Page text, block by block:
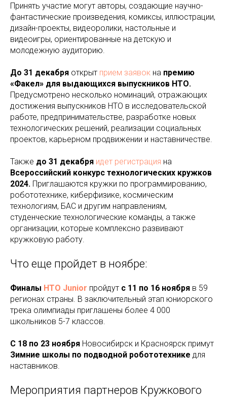
Принять участие могут авторы, создающие научно-
фантастические произведения, комиксы, иллюстрации,
дизайн-проекты, видеоролики, настольные и
видеоигры, ориентированные на детскую и
молодежную аудиторию.
До 31 декабря открыт прием заявок на премию
«Факел» для выдающихся выпускников НТО.
Предусмотрено несколько номинаций, отражающих
достижения выпускников НТО в исследовательской
работе, предпринимательстве, разработке новых
технологических решений, реализации социальных
проектов, карьерном продвижении и наставничестве.
Также до 31 декабря идет регистрация на
Всероссийский конкурс технологических кружков
2024. Приглашаются кружки по программированию,
робототехнике, киберфизике, космическим
технологиям, БАС и другим направлениям,
студенческие технологические команды, а также
организации, которые комплексно развивают
кружковую работу.
Что еще пройдет в ноябре:
Финалы НТО Junior пройдут с 11 по 16 ноября в 59
регионах страны. В заключительный этап юниорского
трека олимпиады приглашены более 4 000
школьников 5-7 классов.
С 18 по 23 ноября Новосибирск и Красноярск примут
Зимние школы по подводной робототехнике для
наставников.
Мероприятия партнеров Кружкового